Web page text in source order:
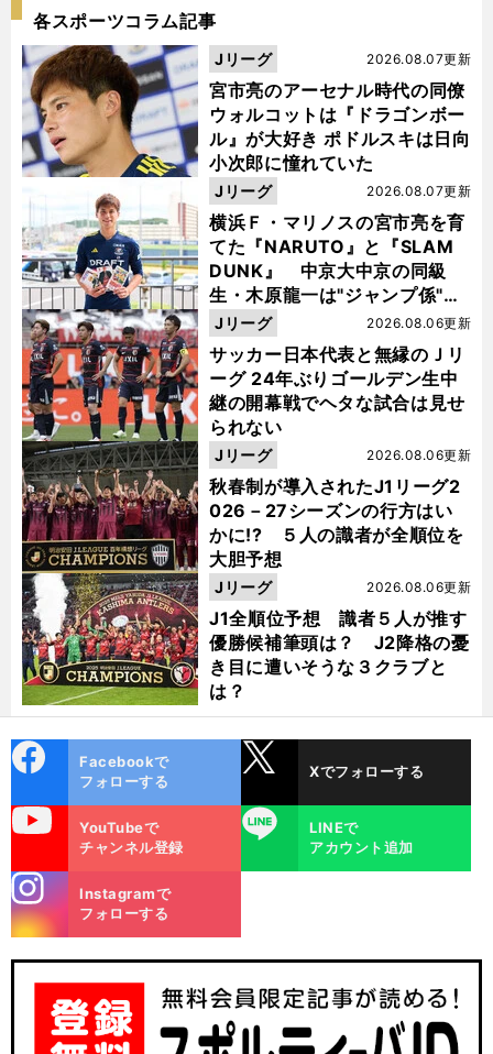
各スポーツコラム記事
宮市亮のアーセナル時代の同僚
ウォルコットは『ドラゴンボー
ル』が大好き ポドルスキは日向
小次郎に憧れていた
2026.08.07更新
Jリーグ
横浜Ｆ・マリノスの宮市亮を育
てた『NARUTO』と『SLAM
DUNK』 中京大中京の同級
生・木原龍一は"ジャンプ係"だ
った
2026.08.07更新
Jリーグ
サッカー日本代表と無縁のＪリ
ーグ 24年ぶりゴールデン生中
継の開幕戦でヘタな試合は見せ
られない
2026.08.06更新
Jリーグ
秋春制が導入されたJ1リーグ2
026－27シーズンの行方はい
かに!? ５人の識者が全順位を
大胆予想
2026.08.06更新
Jリーグ
J1全順位予想 識者５人が推す
優勝候補筆頭は？ J2降格の憂
き目に遭いそうな３クラブと
は？
2026.08.06更新
Jリーグ
ok
Facebookで
フォローする
Xでフォローする
YouTubeで
チャンネル登録
LINE
LINEで
アカウント追加
m
Instagramで
フォローする